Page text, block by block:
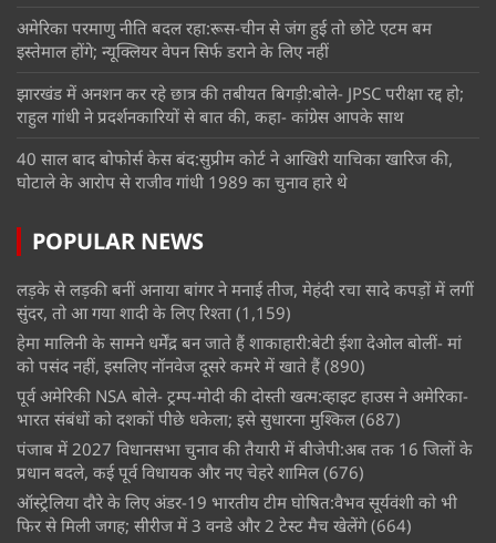
अमेरिका परमाणु नीति बदल रहा:रूस-चीन से जंग हुई तो छोटे एटम बम
इस्तेमाल होंगे; न्यूक्लियर वेपन सिर्फ डराने के लिए नहीं
झारखंड में अनशन कर रहे छात्र की तबीयत बिगड़ी:बोले- JPSC परीक्षा रद्द हो;
राहुल गांधी ने प्रदर्शनकारियों से बात की, कहा- कांग्रेस आपके साथ
40 साल बाद बोफोर्स केस बंद:सुप्रीम कोर्ट ने आखिरी याचिका खारिज की,
घोटाले के आरोप से राजीव गांधी 1989 का चुनाव हारे थे
POPULAR NEWS
लड़के से लड़की बनीं अनाया बांगर ने मनाई तीज, मेहंदी रचा सादे कपड़ों में लगीं
सुंदर, तो आ गया शादी के लिए रिश्ता (1,159)
हेमा मालिनी के सामने धर्मेंद्र बन जाते हैं शाकाहारी:बेटी ईशा देओल बोलीं- मां
को पसंद नहीं, इसलिए नॉनवेज दूसरे कमरे में खाते हैं (890)
पूर्व अमेरिकी NSA बोले- ट्रम्प-मोदी की दोस्ती खत्म:व्हाइट हाउस ने अमेरिका-
भारत संबंधों को दशकों पीछे धकेला; इसे सुधारना मुश्किल (687)
पंजाब में 2027 विधानसभा चुनाव की तैयारी में बीजेपी:अब तक 16 जिलों के
प्रधान बदले, कई पूर्व विधायक और नए चेहरे शामिल (676)
ऑस्ट्रेलिया दौरे के लिए अंडर-19 भारतीय टीम घोषित:वैभव सूर्यवंशी को भी
फिर से मिली जगह; सीरीज में 3 वनडे और 2 टेस्ट मैच खेलेंगे (664)